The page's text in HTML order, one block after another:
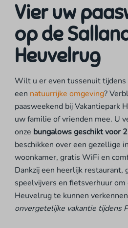
Vier uw
op de
Heuvelrug
Wilt u er even tussenuit tijdens
een natuurrijke omgeving?
paasweekend bij Vakantiepark
uw familie of vrienden mee. U
onze bungalows geschikt voor
beschikken over een gezellige
woonkamer, gratis WiFi en
Dankzij een heerlijk restaurant,
speelvijvers en fietsverhuur om
Heuvelrug te kunnen
onvergetelijke vakantie tijdens